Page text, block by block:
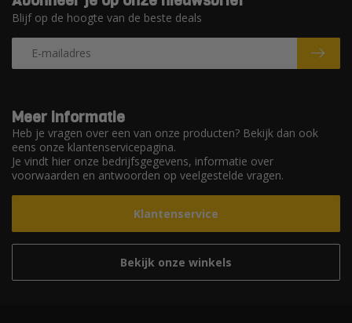
Meer informatie
Heb je vragen over een van onze producten? Bekijk dan ook
eens onze klantenservicepagina.
Je vindt hier onze bedrijfsgegevens, informatie over
voorwaarden en antwoorden op veelgestelde vragen.
Klantenservice
Bekijk onze winkels
Blijf op de hoogte van de beste deals